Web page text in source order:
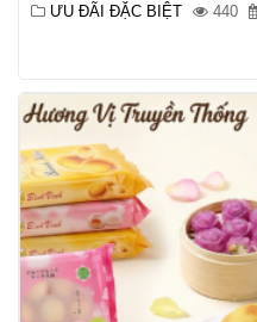
ƯU ĐÃI ĐẶC BIỆT 440